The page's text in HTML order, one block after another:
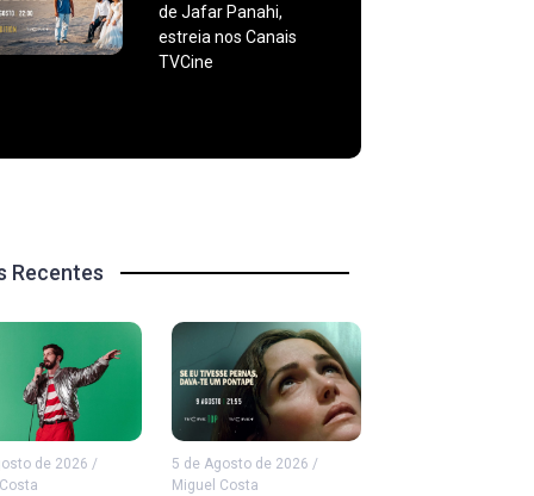
de Jafar Panahi,
estreia nos Canais
TVCine
Recentes
de 2026 /
5 de Agosto de 2026 /
Miguel Costa